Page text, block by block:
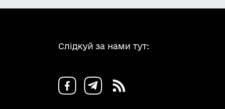
Слідкуй за нами тут: